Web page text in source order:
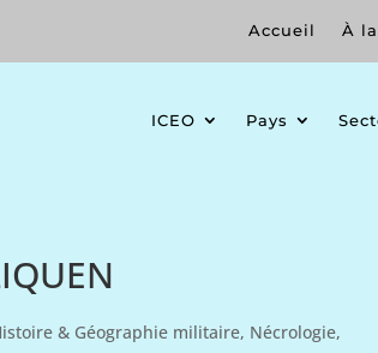
Accueil À
ICEO Pays
& Géographie militaire, Nécrologie,